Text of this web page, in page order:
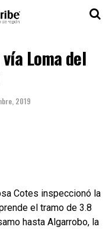
Loma del
2019
Cotes inspeccionó la
el tramo de 3.8
hasta Algarrobo, la